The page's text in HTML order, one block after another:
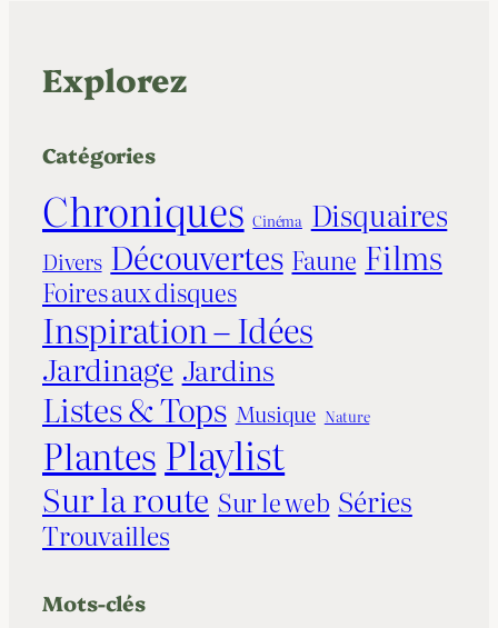
Explorez
Catégories
Chroniques Cinéma Disquaires
Divers Découvertes Faune Films
Foires aux disques
Inspiration – Idées
Jardinage Jardins
Listes & Tops Musique Nature
Plantes Playlist
Sur la route Sur le web Séries
Trouvailles
Mots-clés